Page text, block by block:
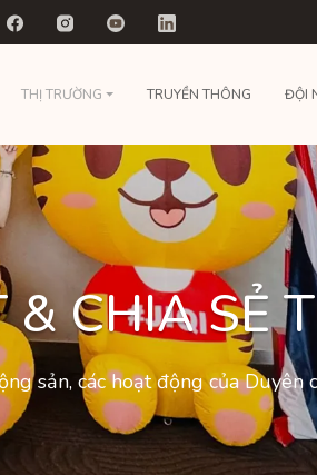
THỊ TRƯỜNG TRUYỀN THÔNG ĐỘI
CHIA SẺ
sản, các hoạt động của Duyên